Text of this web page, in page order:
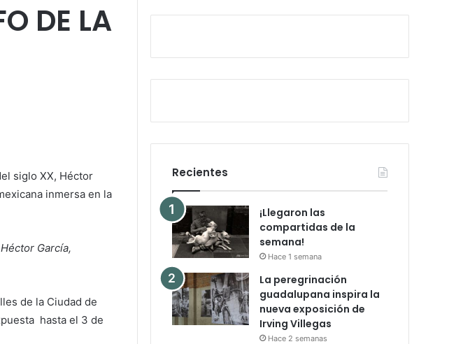
DE LA
siglo XX, Héctor
inmersa en la
Héctor García,
de la Ciudad de
hasta el 3 de
Recientes
¡Llegaron las
compartidas de la
semana!
Hace 1 semana
La peregrinación
guadalupana inspira la
nueva exposición de
Irving Villegas
Hace 2 semanas